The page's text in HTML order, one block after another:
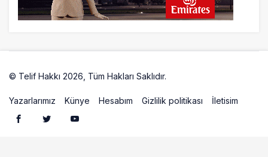
22 saat önce
kurtaran hamle
© Telif Hakkı 2026, Tüm Hakları Saklıdır.
Yazarlarımız Künye Hesabım Gizlilik politikası İletisim